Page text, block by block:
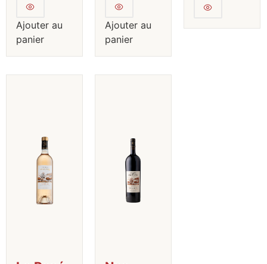
Ajouter au
panier
Ajouter au
panier